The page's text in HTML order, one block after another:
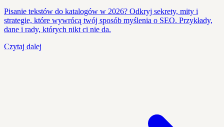
Pisanie tekstów do katalogów w 2026? Odkryj sekrety, mity i
strategie, które wywrócą twój sposób myślenia o SEO. Przykłady,
dane i rady, których nikt ci nie da.
Czytaj dalej